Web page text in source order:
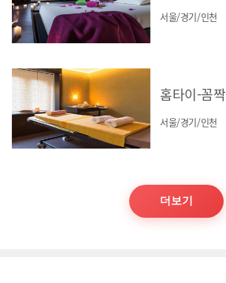
서울/경기/인천
홈타이-꼼
서울/경기/인천
더보기